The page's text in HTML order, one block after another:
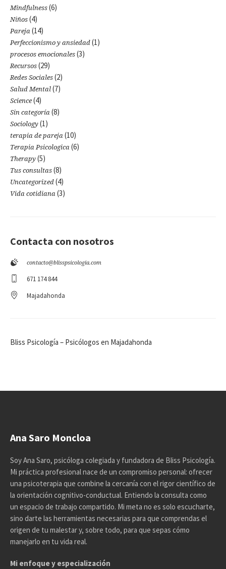
Mindfulness (6)
Niños (4)
Pareja (14)
Perfeccionismo y ansiedad (1)
procesos emocionales (3)
Recursos (29)
Redes Sociales (2)
Salud Mental (7)
Science (4)
Sin categoría (8)
Sociology (1)
terapia de pareja (10)
Terapia Psicologica (6)
Therapy (5)
Tus consultas (8)
Uncategorized (4)
Vida cotidiana (3)
Contacta con nosotros
contacto@blisspsicologia.com
671 174 844
Majadahonda
Bliss Psicología – Psicólogos en Majadahonda
Ana Saro Moncloa
Soy Ana Saro, psicóloga colegiada y fundadora de Bliss Psicología.
Mi práctica profesional nace de un compromiso personal: ofrecer
una psicoterapia que combine la cercanía con el rigor científico de
la orientación cognitivo-conductual. Entiendo la consulta como
un espacio de trabajo compartido. Mi meta no es solo escucharte,
sino darte las herramientas necesarias para que comprendas el
origen de tu malestar y, sobre todo, para que sepas cómo
manejarlo en tu vida real.
Mi enfoque y especialización